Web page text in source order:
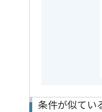
条件が似てい